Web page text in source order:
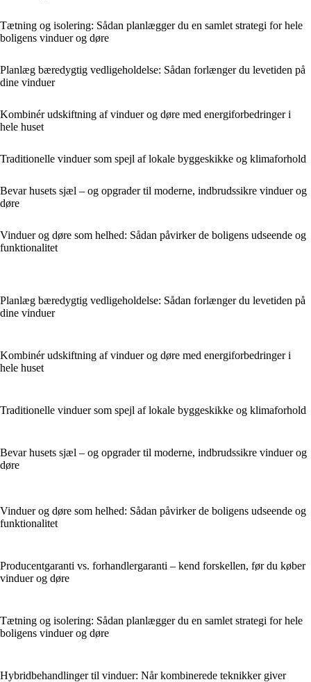
Tætning og isolering: Sådan planlægger du en samlet strategi for hele
boligens vinduer og døre
Planlæg bæredygtig vedligeholdelse: Sådan forlænger du levetiden på
dine vinduer
Kombinér udskiftning af vinduer og døre med energiforbedringer i
hele huset
Traditionelle vinduer som spejl af lokale byggeskikke og klimaforhold
Bevar husets sjæl – og opgrader til moderne, indbrudssikre vinduer og
døre
Vinduer og døre som helhed: Sådan påvirker de boligens udseende og
funktionalitet
Planlæg bæredygtig vedligeholdelse: Sådan forlænger du levetiden på
dine vinduer
Kombinér udskiftning af vinduer og døre med energiforbedringer i
hele huset
Traditionelle vinduer som spejl af lokale byggeskikke og klimaforhold
Bevar husets sjæl – og opgrader til moderne, indbrudssikre vinduer og
døre
Vinduer og døre som helhed: Sådan påvirker de boligens udseende og
funktionalitet
Producentgaranti vs. forhandlergaranti – kend forskellen, før du køber
vinduer og døre
Tætning og isolering: Sådan planlægger du en samlet strategi for hele
boligens vinduer og døre
Hybridbehandlinger til vinduer: Når kombinerede teknikker giver